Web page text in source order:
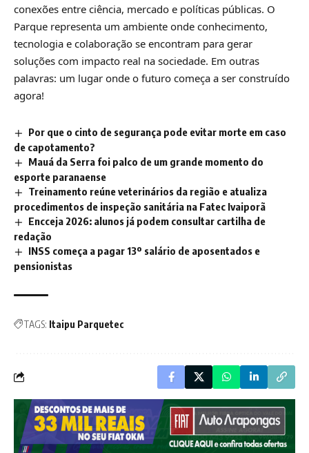
conexões entre ciência, mercado e políticas públicas. O
Parque representa um ambiente onde conhecimento,
tecnologia e colaboração se encontram para gerar
soluções com impacto real na sociedade. Em outras
palavras: um lugar onde o futuro começa a ser construído
agora!
Por que o cinto de segurança pode evitar morte em caso
de capotamento?
Mauá da Serra foi palco de um grande momento do
esporte paranaense
Treinamento reúne veterinários da região e atualiza
procedimentos de inspeção sanitária na Fatec Ivaiporã
Encceja 2026: alunos já podem consultar cartilha de
redação
INSS começa a pagar 13º salário de aposentados e
pensionistas
TAGS: Itaipu Parquetec